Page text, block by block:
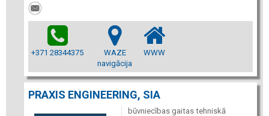
+371 28344375
WAZE
navigācija
WWW
PRAXIS ENGINEERING, SIA
būvniecības gaitas tehniskā